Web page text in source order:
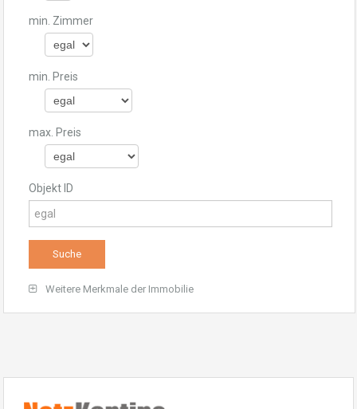
min. Zimmer
min. Preis
max. Preis
Objekt ID
Weitere Merkmale der Immobilie